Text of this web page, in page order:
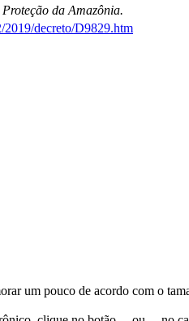
da Amazônia.
decreto/D9829.htm
um pouco de acordo com o